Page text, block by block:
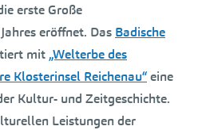
erste Große
eröffnet. Das Badische
mit „Welterbe des
Klosterinsel Reichenau“eine
Kultur- und Zeitgeschichte.
Leistungen der